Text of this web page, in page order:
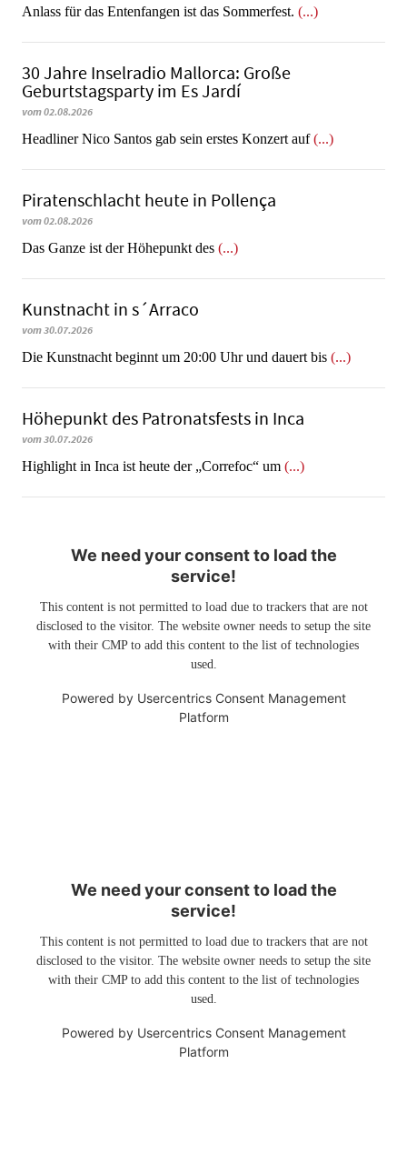
Anlass für das Entenfangen ist das Sommerfest. (...)
30 Jahre Inselradio Mallorca: Große
Geburtstagsparty im Es Jardí
vom 02.08.2026
Headliner Nico Santos gab sein erstes Konzert auf(...)
Piratenschlacht heute in Po­llen­ça
vom 02.08.2026
​​​​​​​Das Ganze ist der Höhepunkt des (...)
Kunstnacht in s´Arraco
vom 30.07.2026
Die Kunstnacht beginnt um 20:00 Uhr und dauert bis (...)
Höhepunkt des Patronatsfests in Inca
vom 30.07.2026
Highlight in Inca ist heute der „Correfoc“ um (...)
We need your consent to load the
service!
This content is not permitted to load due to trackers that are not
disclosed to the visitor. The website owner needs to setup the site
with their CMP to add this content to the list of technologies
used.
Powered by Usercentrics Consent Management
Platform
We need your consent to load the
service!
This content is not permitted to load due to trackers that are not
disclosed to the visitor. The website owner needs to setup the site
with their CMP to add this content to the list of technologies
used.
Powered by Usercentrics Consent Management
Platform